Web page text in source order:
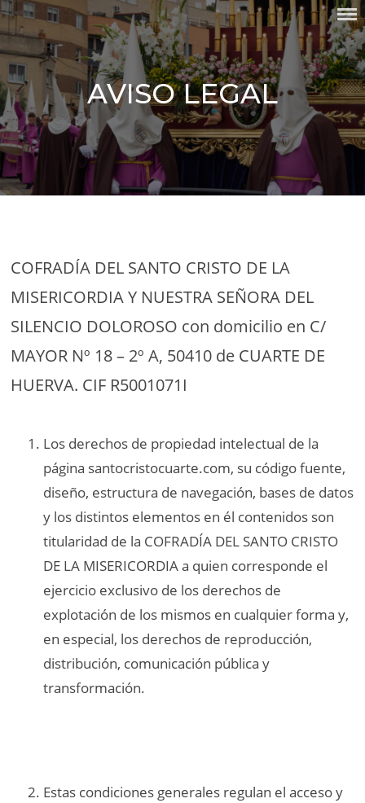
Skip
to
content
COFRADÍA DEL SANTO CRISTO
DE LA MISERICORDIA Y
NUESTRA SEÑORA DEL
SILENCIO DOLOROSO
AVISO LEGAL
COFRADÍA DEL SANTO CRISTO DE LA
MISERICORDIA Y NUESTRA SEÑORA DEL
SILENCIO DOLOROSO con domicilio en C/
MAYOR Nº 18 – 2º A, 50410 de CUARTE DE
HUERVA. CIF R5001071I
Los derechos de propiedad intelectual de la
página santocristocuarte.com, su código fuente,
diseño, estructura de navegación, bases de datos
y los distintos elementos en él contenidos son
titularidad de la COFRADÍA DEL SANTO CRISTO
DE LA MISERICORDIA a quien corresponde el
ejercicio exclusivo de los derechos de
explotación de los mismos en cualquier forma y,
en especial, los derechos de reproducción,
distribución, comunicación pública y
transformación.
Estas condiciones generales regulan el acceso y